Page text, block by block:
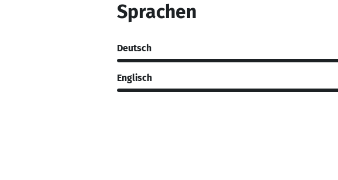
Sprachen
Deutsch
Englisch